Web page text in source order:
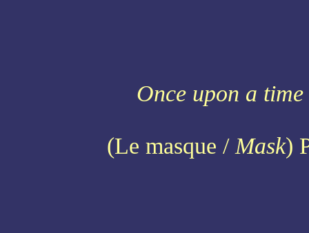
Once upon a
(Le masque / Mask)